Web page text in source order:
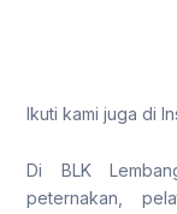
Ikuti kami juga di
Di BLK
peternakan,